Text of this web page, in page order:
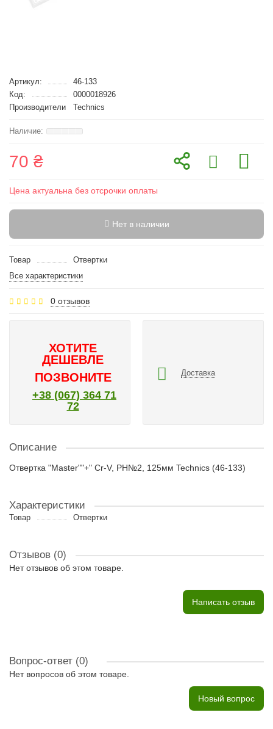
Артикул:
46-133
Код:
0000018926
Производители
Technics
70 ₴
Цена актуальна без отсрочки оплаты
Нет в наличии
Товар
Отвертки
Все характеристики
0 отзывов
ХОТИТЕ
ДЕШЕВЛЕ
ПОЗВОНИТЕ
+38 (067) 364 71
72
Доставка
Описание
Отвертка "Master""+" Cr-V, PH№2, 125мм Technics (46-133)
Характеристики
Товар Отвертки
Отзывов (0)
Нет отзывов об этом товаре.
Написать отзыв
Вопрос-ответ (0)
Нет вопросов об этом товаре.
Новый вопрос